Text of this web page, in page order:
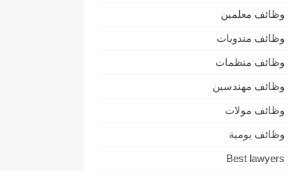
وظائف معلمين
وظائف مندوبات
وظائف منظمات
وظائف مهندسين
وظائف مولات
وظائف يومية
Best lawyers